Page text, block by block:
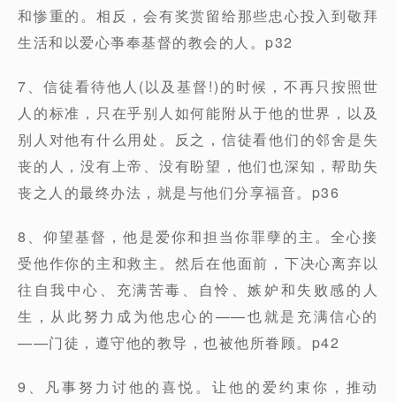
和惨重的。相反，会有奖赏留给那些忠心投入到敬拜
生活和以爱心亊奉基督的教会的人。p32
7、信徒看待他人(以及基督!)的时候，不再只按照世
人的标准，只在乎别人如何能附从于他的世界，以及
别人对他有什么用处。反之，信徒看他们的邻舍是失
丧的人，没有上帝、没有盼望，他们也深知，帮助失
丧之人的最终办法，就是与他们分享福音。p36
8、仰望基督，他是爱你和担当你罪孽的主。全心接
受他作你的主和救主。然后在他面前，下决心离弃以
往自我中心、充满苦毒、自怜、嫉妒和失败感的人
生，从此努力成为他忠心的——也就是充满信心的
——门徒，遵守他的教导，也被他所眷顾。p42
9、凡事努力讨他的喜悦。让他的爱约束你，推动